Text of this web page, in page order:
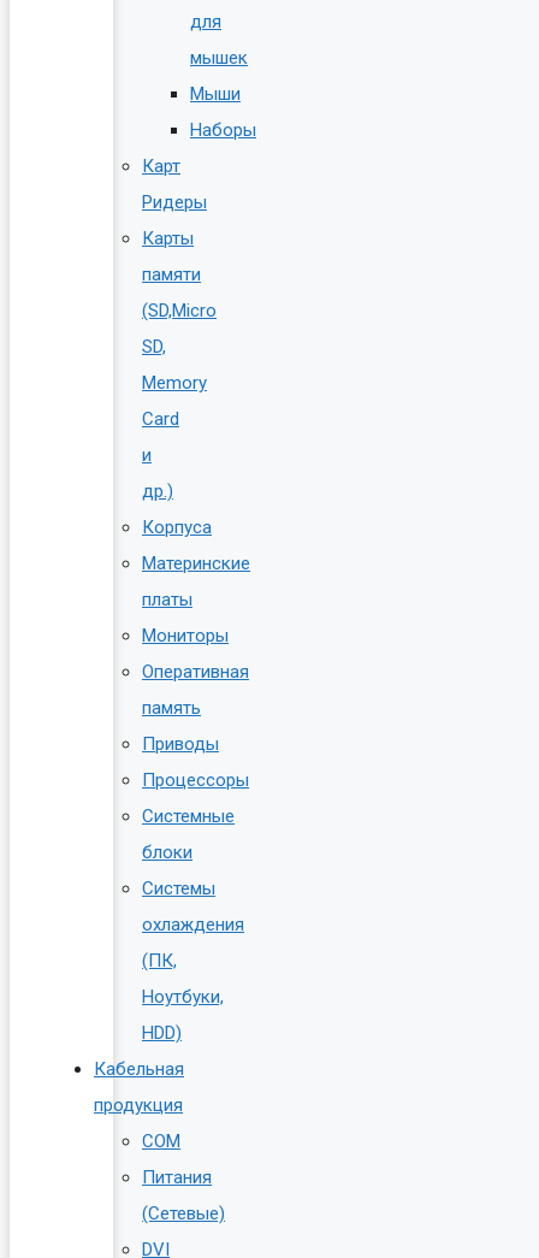
для
мышек
Мыши
Наборы
Карт
Ридеры
Карты
памяти
(SD,Micro
SD,
Memory
Card
и
др.)
Корпуса
Материнские
платы
Мониторы
Оперативная
память
Приводы
Процессоры
Системные
блоки
Системы
охлаждения
(ПК,
Ноутбуки,
HDD)
Кабельная
продукция
COM
Питания
(Сетевые)
DVI